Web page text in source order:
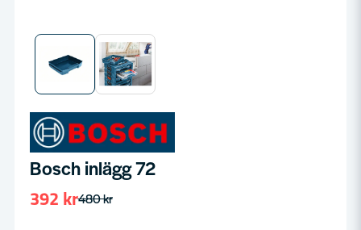
Bosch inlägg 72
480 kr
392 kr